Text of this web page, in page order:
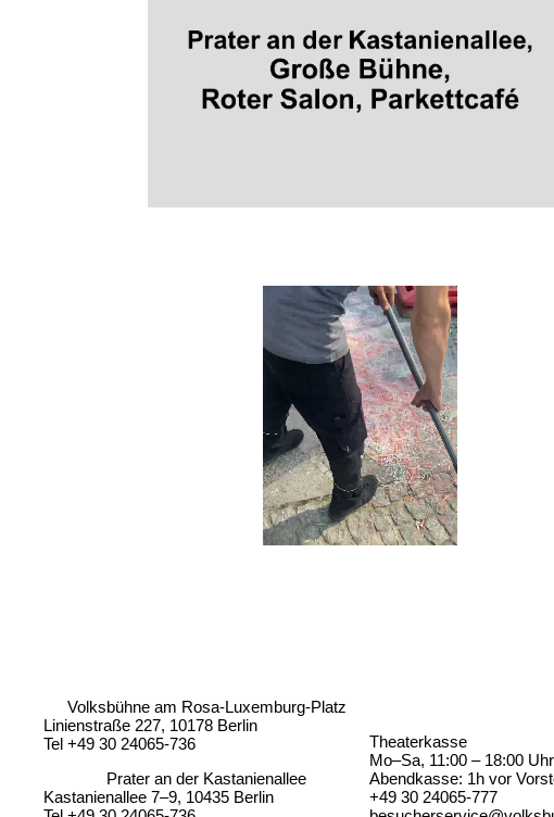
Volksbühne am Rosa-Luxemburg-Platz
Linienstraße 227, 10178 Berlin
Tel +49 30 24065-736
Prater an der Kastanienallee
Kastanienallee 7–9, 10435 Berlin
Theaterkasse
Mo–Sa, 11:00 – 18:00 Uhr
Abendkasse: 1h vor
+49 30 24065-777